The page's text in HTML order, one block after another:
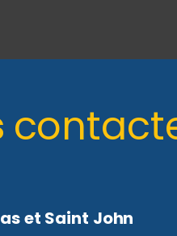
et Saint John